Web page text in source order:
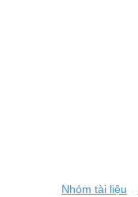
Nhóm tài liệu